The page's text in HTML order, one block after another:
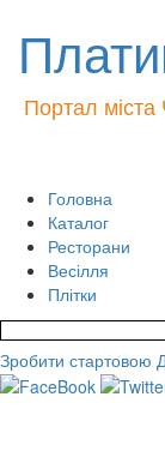
Портал міста
Головна
Каталог
Ресторани
Весілля
Плітки
Зробити стартовою